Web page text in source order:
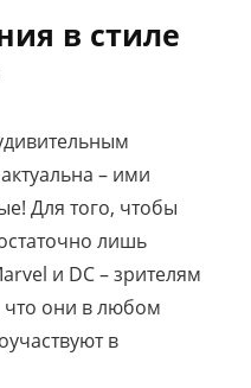
в стиле
– ими
Для того, чтобы
лишь
и DC – зрителям
что они в любом
в